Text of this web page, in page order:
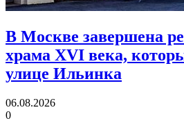
В Москве завершена
храма XVI века,
улице Ильинка
06.08.2026
0